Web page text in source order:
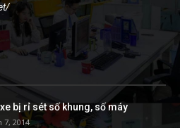
bị rỉ sét số khung, số máy
7, 2014